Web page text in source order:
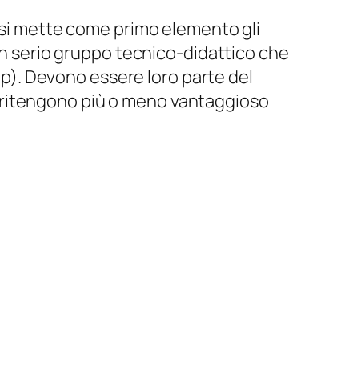
mette come primo elemento gli
serio gruppo tecnico-didattico che
Devono essere loro parte del
più o meno vantaggioso